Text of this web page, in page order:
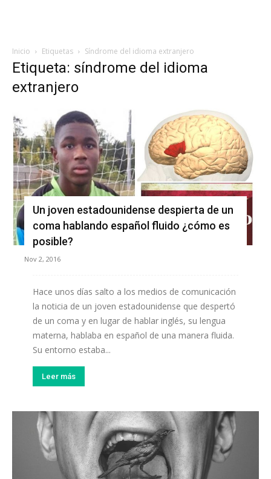
Inicio Etiquetas Síndrome del idioma extranjero
Etiqueta: síndrome del idioma
extranjero
Un joven estadounidense despierta de un
coma hablando español fluido ¿cómo es
posible?
Nov 2, 2016
Hace unos días salto a los medios de comunicación
la noticia de un joven estadounidense que despertó
de un coma y en lugar de hablar inglés, su lengua
materna, hablaba en español de una manera fluida.
Su entorno estaba...
Leer más